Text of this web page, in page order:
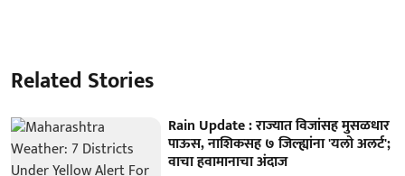
Related Stories
Rain Update : राज्यात विजांसह मुसळधार
पाऊस, नाशिकसह ७ जिल्ह्यांना 'यलो अलर्ट';
वाचा हवामानाचा अंदाज